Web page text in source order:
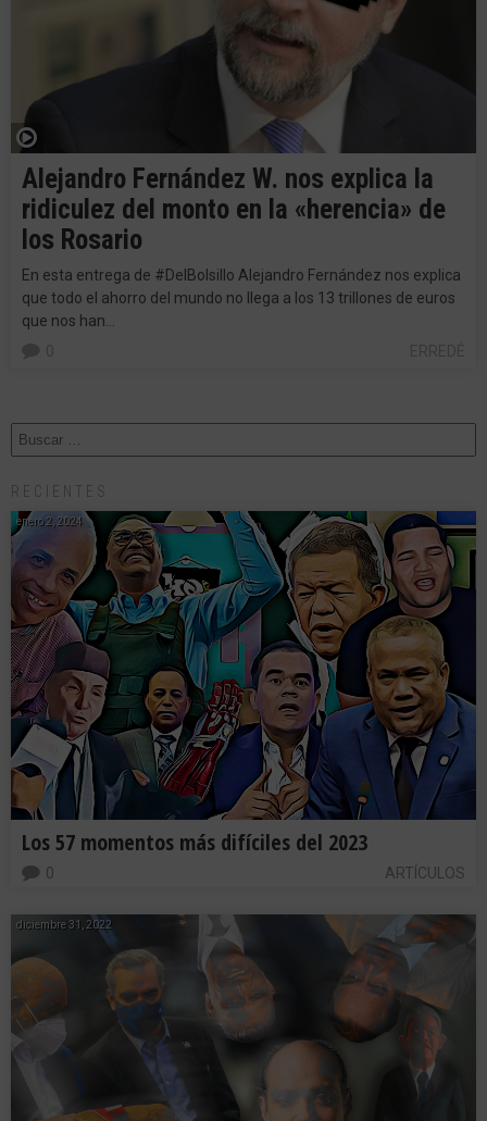
Alejandro Fernández W. nos explica la
ridiculez del monto en la «herencia» de
los Rosario
En esta entrega de #DelBolsillo Alejandro Fernández nos explica
que todo el ahorro del mundo no llega a los 13 trillones de euros
que nos han…
RECIENTES
enero 2, 2024
Los 57 momentos más difíciles del 2023
ARTÍCULOS
0
diciembre 31, 2022